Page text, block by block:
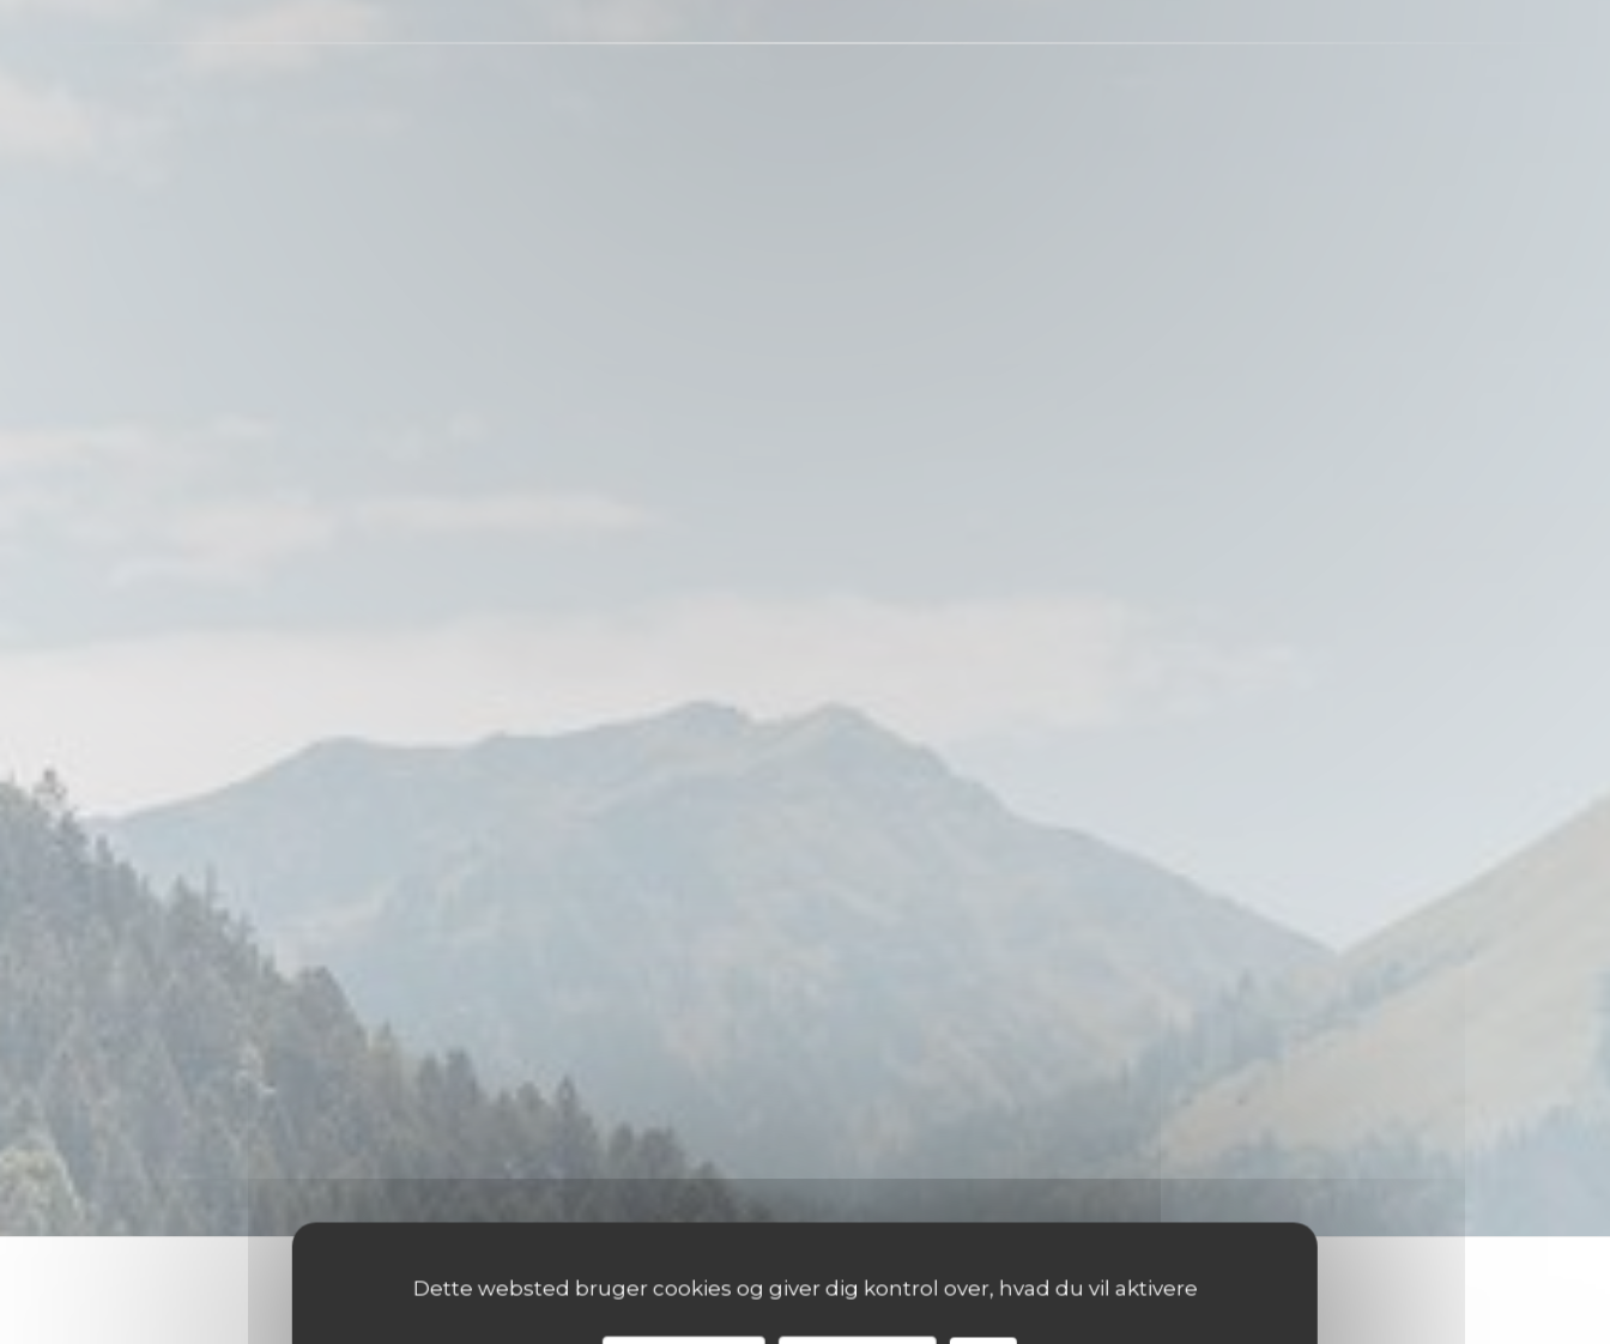
Dette websted bruger cookies og giver dig kontrol over, hvad du vil aktivere